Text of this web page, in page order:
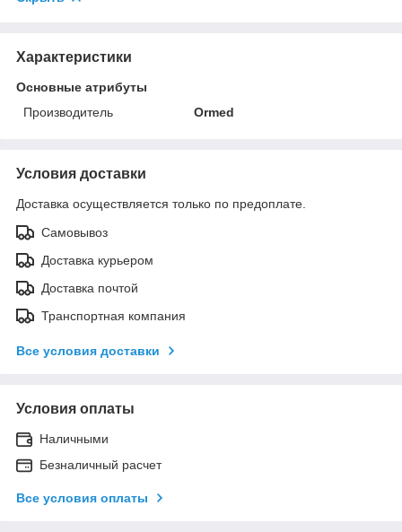
Характеристики
Основные атрибуты
Производитель
Ormed
Условия доставки
Доставка осуществляется только по предоплате.
Самовывоз
Доставка курьером
Доставка почтой
Транспортная компания
Все условия доставки
Условия оплаты
Наличными
Безналичный расчет
Все условия оплаты